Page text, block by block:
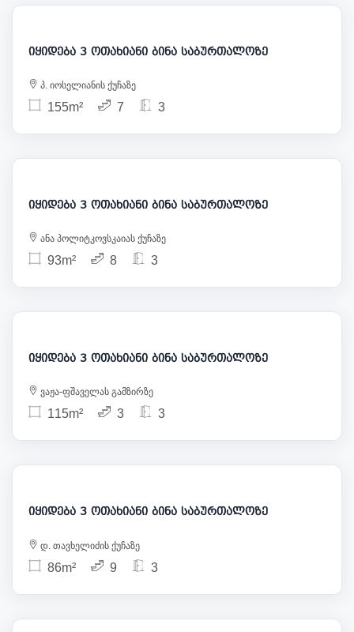
238 000
იყიდება 3 ოთახიანი ბინა საბურთალოზე
პ. იოსელიანის ქუჩაზე
155m² 7 3
217 000
იყიდება 3 ოთახიანი ბინა საბურთალოზე
ანა პოლიტკოვსკაიას ქუჩაზე
93m² 8 3
187 000
იყიდება 3 ოთახიანი ბინა საბურთალოზე
ვაჟა-ფშაველას გამზირზე
115m² 3 3
190 000
იყიდება 3 ოთახიანი ბინა საბურთალოზე
დ. თავხელიძის ქუჩაზე
86m² 9 3
209 000